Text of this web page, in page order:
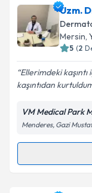
Doç. Dr.
oluşturun.
takvim
Kişisel
Metni'ni
Uzm.
Mersin,
5 (2
Ellerimdeki
kaşıntıdan
VM Medical Park
Menderes, Gazi
Randevu